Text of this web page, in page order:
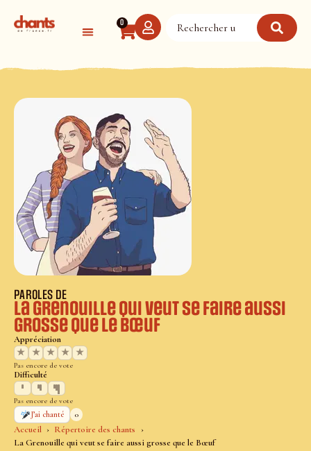
0
Accueil
Répertoire des chants
La Grenouille qui veut se faire aussi grosse que le Bœuf
PAROLES DE
La Grenouille qui veut se faire aussi
grosse que le Bœuf
Appréciation
★
★ ★ ★ ★
Pas encore de vote
Difficulté
Pas encore de vote
J’ai chanté
0